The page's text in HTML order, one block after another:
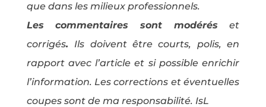
que dans les milieux professionnels.
Les commentaires sont modéréset
corrigés. Ils doivent être courts, polis, en
rapport avec l’article et si possible enrichir
l’information. Les corrections et éventuelles
coupes sont de ma responsabilité. IsL